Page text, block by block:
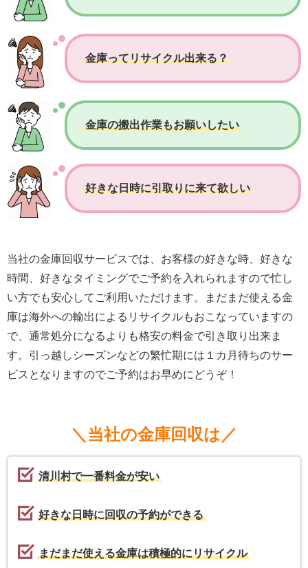
金庫ってリサイクル出来る？
金庫の搬出作業もお願いしたい
好きな日時に引取りに来て欲しい
当社の金庫回収サービスでは、お客様の好きな時、好きな
時間、好きなタイミングでご予約を入れられますので忙し
い方でも安心してご利用いただけます。まだまだ使える金
庫は海外への輸出によるリサイクルもおこなっていますの
で、通常処分になるよりも格安の料金で引き取り出来ま
す。引っ越しシーズンなどの繁忙期には１カ月待ちのサー
ビスとなりますのでご予約はお早めにどうぞ！
＼当社の金庫回収は／
清川村で一番料金が安い
好きな日時に回収の予約ができる
まだまだ使える金庫は積極的にリサイクル